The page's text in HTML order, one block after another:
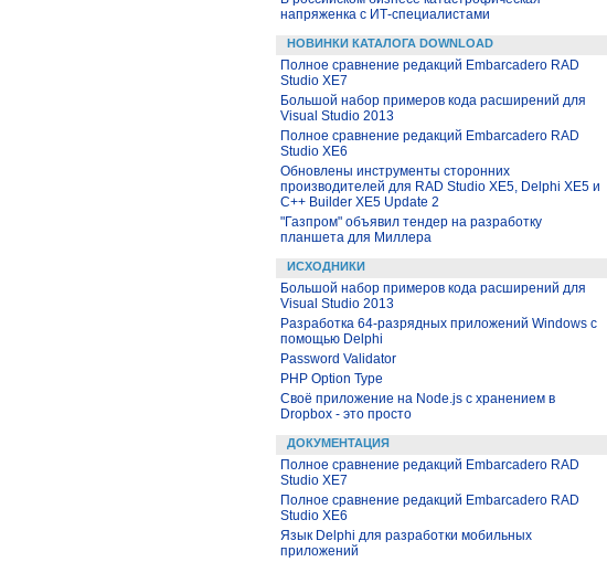
напряженка с ИТ-специалистами
НОВИНКИ КАТАЛОГА DOWNLOAD
Полное сравнение редакций Embarcadero RAD
Studio XE7
Большой набор примеров кода расширений для
Visual Studio 2013
Полное сравнение редакций Embarcadero RAD
Studio XE6
Обновлены инструменты сторонних
производителей для RAD Studio XE5, Delphi XE5 и
C++ Builder XE5 Update 2
"Газпром" объявил тендер на разработку
планшета для Миллера
ИСХОДНИКИ
Большой набор примеров кода расширений для
Visual Studio 2013
Разработка 64-разрядных приложений Windows с
помощью Delphi
Password Validator
PHP Option Type
Своё приложение на Node.js с хранением в
Dropbox - это просто
ДОКУМЕНТАЦИЯ
Полное сравнение редакций Embarcadero RAD
Studio XE7
Полное сравнение редакций Embarcadero RAD
Studio XE6
Язык Delphi для разработки мобильных
приложений